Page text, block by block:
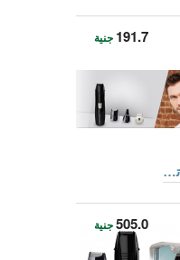
191.7 جنية
ريمنجتون (PG180) ماكينة تهذيب و قص الشعر
505.0جنية